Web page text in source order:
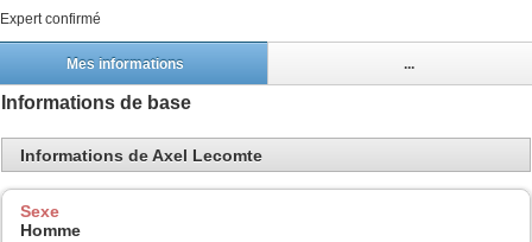
Expert confirmé
Mes informations ...
Informations de base
Informations de Axel Lecomte
Sexe
Homme